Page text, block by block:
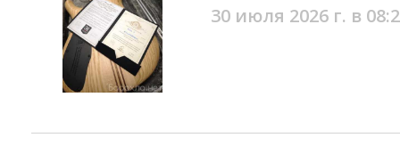
30 июля 2026 г. в